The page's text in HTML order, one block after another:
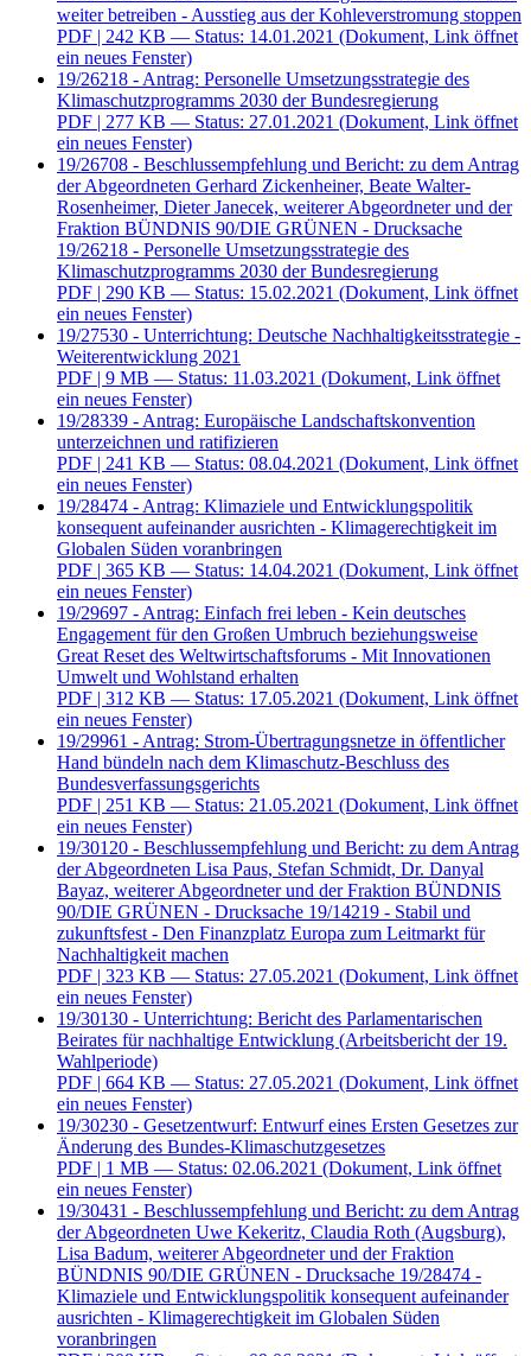
weiter betreiben - Ausstieg aus der Kohleverstromung stoppen
PDF | 242 KB — Status: 14.01.2021 (Dokument, Link öffnet
ein neues Fenster)
19/26218 - Antrag: Personelle Umsetzungsstrategie des
Klimaschutzprogramms 2030 der Bundesregierung
PDF | 277 KB — Status: 27.01.2021 (Dokument, Link öffnet
ein neues Fenster)
19/26708 - Beschlussempfehlung und Bericht: zu dem Antrag
der Abgeordneten Gerhard Zickenheiner, Beate Walter-
Rosenheimer, Dieter Janecek, weiterer Abgeordneter und der
Fraktion BÜNDNIS 90/DIE GRÜNEN - Drucksache
19/26218 - Personelle Umsetzungsstrategie des
Klimaschutzprogramms 2030 der Bundesregierung
PDF | 290 KB — Status: 15.02.2021 (Dokument, Link öffnet
ein neues Fenster)
19/27530 - Unterrichtung: Deutsche Nachhaltigkeitsstrategie -
Weiterentwicklung 2021
PDF | 9 MB — Status: 11.03.2021 (Dokument, Link öffnet
ein neues Fenster)
19/28339 - Antrag: Europäische Landschaftskonvention
unterzeichnen und ratifizieren
PDF | 241 KB — Status: 08.04.2021 (Dokument, Link öffnet
ein neues Fenster)
19/28474 - Antrag: Klimaziele und Entwicklungspolitik
konsequent aufeinander ausrichten - Klimagerechtigkeit im
Globalen Süden voranbringen
PDF | 365 KB — Status: 14.04.2021 (Dokument, Link öffnet
ein neues Fenster)
19/29697 - Antrag: Einfach frei leben - Kein deutsches
Engagement für den Großen Umbruch beziehungsweise
Great Reset des Weltwirtschaftsforums - Mit Innovationen
Umwelt und Wohlstand erhalten
PDF | 312 KB — Status: 17.05.2021 (Dokument, Link öffnet
ein neues Fenster)
19/29961 - Antrag: Strom-Übertragungsnetze in öffentlicher
Hand bündeln nach dem Klimaschutz-Beschluss des
Bundesverfassungsgerichts
PDF | 251 KB — Status: 21.05.2021 (Dokument, Link öffnet
ein neues Fenster)
19/30120 - Beschlussempfehlung und Bericht: zu dem Antrag
der Abgeordneten Lisa Paus, Stefan Schmidt, Dr. Danyal
Bayaz, weiterer Abgeordneter und der Fraktion BÜNDNIS
90/DIE GRÜNEN - Drucksache 19/14219 - Stabil und
zukunftsfest - Den Finanzplatz Europa zum Leitmarkt für
Nachhaltigkeit machen
PDF | 323 KB — Status: 27.05.2021 (Dokument, Link öffnet
ein neues Fenster)
19/30130 - Unterrichtung: Bericht des Parlamentarischen
Beirates für nachhaltige Entwicklung (Arbeitsbericht der 19.
Wahlperiode)
PDF | 664 KB — Status: 27.05.2021 (Dokument, Link öffnet
ein neues Fenster)
19/30230 - Gesetzentwurf: Entwurf eines Ersten Gesetzes zur
Änderung des Bundes-Klimaschutzgesetzes
PDF | 1 MB — Status: 02.06.2021 (Dokument, Link öffnet
ein neues Fenster)
19/30431 - Beschlussempfehlung und Bericht: zu dem Antrag
der Abgeordneten Uwe Kekeritz, Claudia Roth (Augsburg),
Lisa Badum, weiterer Abgeordneter und der Fraktion
BÜNDNIS 90/DIE GRÜNEN - Drucksache 19/28474 -
Klimaziele und Entwicklungspolitik konsequent aufeinander
ausrichten - Klimagerechtigkeit im Globalen Süden
voranbringen